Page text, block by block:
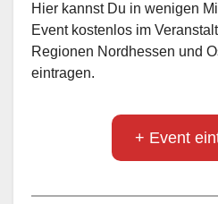
Hier kannst Du in wenigen
Event kostenlos im
Regionen Nordhessen und
eintragen.
+ Event